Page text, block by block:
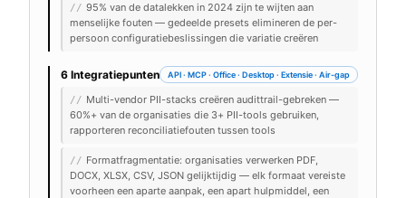
// 95% van de datalekken in 2024 zijn te wijten aan
menselijke fouten — gedeelde presets elimineren de per-
persoon configuratiebeslissingen die variatie creëren
6 Integratiepunten API · MCP · Office · Desktop · Extensie · Air-gap
// Multi-vendor PII-stacks creëren audittrail-gebreken —
60%+ van de organisaties die 3+ PII-tools gebruiken,
rapporteren reconciliatiefouten tussen tools
// Formatfragmentatie: organisaties verwerken PDF,
DOCX, XLSX, CSV, JSON gelijktijdig — elk formaat vereiste
voorheen een aparte aanpak, een apart hulpmiddel, een